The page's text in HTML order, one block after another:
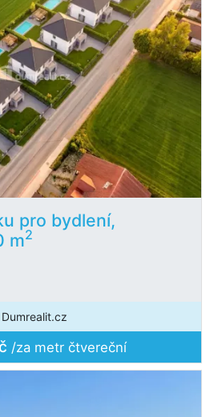
pro bydlení,
m2
Dumrealit.cz
/za metr čtvereční